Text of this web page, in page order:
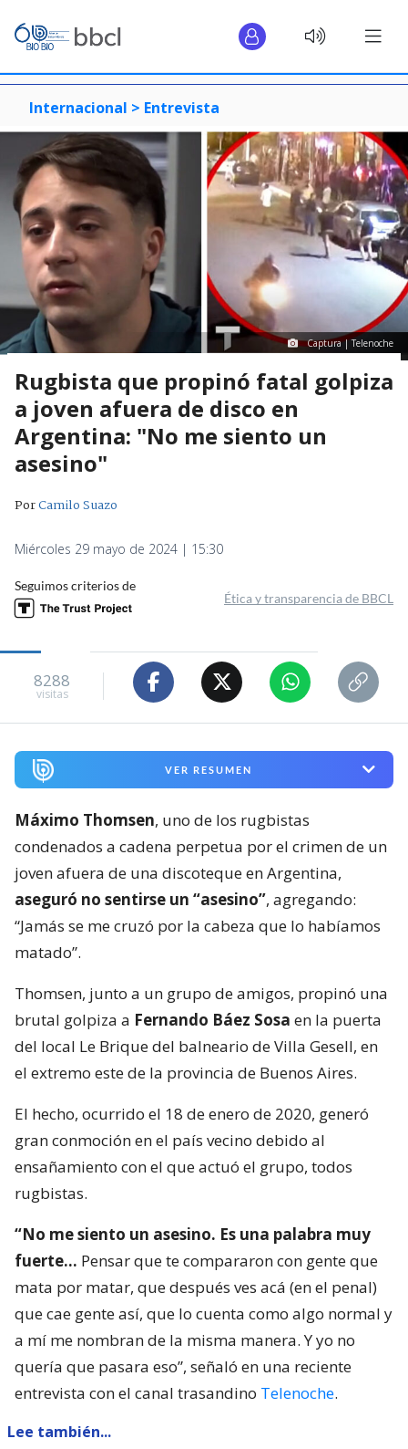
Internacional > Entrevista
Captura | Telenoche
Rugbista que propinó fatal golpiza
a joven afuera de disco en
Argentina: "No me siento un
asesino"
PorCamilo Suazo
Miércoles 29 mayo de 2024 | 15:30
Seguimos criterios de
Ética y transparencia de BBCL
8288
visitas
VER RESUMEN
Máximo Thomsen, uno de los rugbistas
condenados a cadena perpetua por el crimen de un
joven afuera de una discoteque en Argentina,
aseguró no sentirse un “asesino”, agregando:
“Jamás se me cruzó por la cabeza que lo habíamos
matado”.
Thomsen, junto a un grupo de amigos, propinó una
brutal golpiza a Fernando Báez Sosa en la puerta
del local Le Brique del balneario de Villa Gesell, en
el extremo este de la provincia de Buenos Aires.
El hecho, ocurrido el 18 de enero de 2020, generó
gran conmoción en el país vecino debido al
ensañamiento con el que actuó el grupo, todos
rugbistas.
“No me siento un asesino. Es una palabra muy
fuerte… Pensar que te compararon con gente que
mata por matar, que después ves acá (en el penal)
que cae gente así, que lo cuenta como algo normal y
a mí me nombran de la misma manera. Y yo no
quería que pasara eso”, señaló en una reciente
entrevista con el canal trasandino Telenoche.
Lee también...